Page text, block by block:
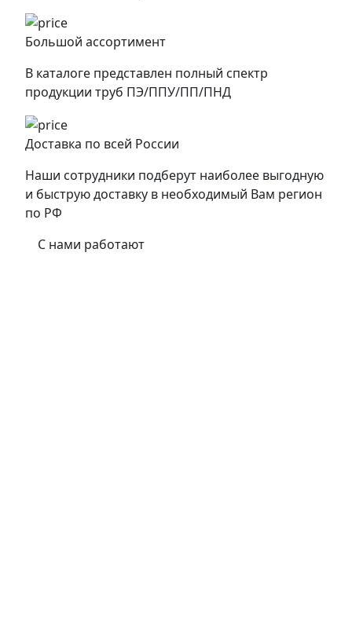
Большой ассортимент
В каталоге представлен полный спектр
продукции труб ПЭ/ППУ/ПП/ПНД
Доставка по всей России
Наши сотрудники подберут наиболее выгодную
и быструю доставку в необходимый Вам регион
по РФ
С нами работают